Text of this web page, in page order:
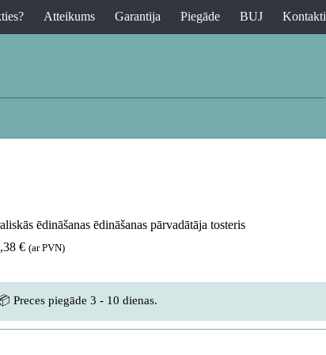
Atteikums Garantija Piegāde BUJ Kontakti
ēdināšanas ēdināšanas pārvadātāja tosteris
€ (ar PVN)
Preces piegāde 3 - 10 dienas.